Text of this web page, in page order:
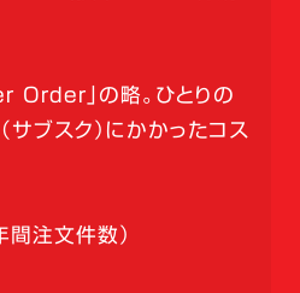
」の略。ひとりの
ブスク）にかかったコス
注文件数）